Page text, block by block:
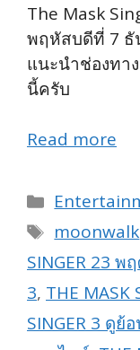
The Mask
พฤหัสบดีที่ 7 ธั
แนะนำช่องทา
นี้ครับ
Read more
Tags
moonwalk
SINGER 23 พ
3, THE MASK
SINGER 3 ดูย้